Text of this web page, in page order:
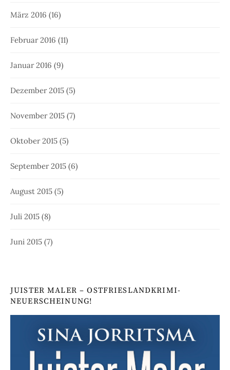
März 2016 (16)
Februar 2016 (11)
Januar 2016 (9)
Dezember 2015 (5)
November 2015 (7)
Oktober 2015 (5)
September 2015 (6)
August 2015 (5)
Juli 2015 (8)
Juni 2015 (7)
JUISTER MALER – OSTFRIESLANDKRIMI-
NEUERSCHEINUNG!